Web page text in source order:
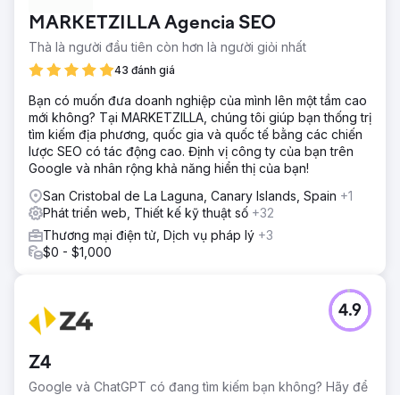
MARKETZILLA Agencia SEO
Thà là người đầu tiên còn hơn là người giỏi nhất
43 đánh giá
Bạn có muốn đưa doanh nghiệp của mình lên một tầm cao
mới không? Tại MARKETZILLA, chúng tôi giúp bạn thống trị
tìm kiếm địa phương, quốc gia và quốc tế bằng các chiến
lược SEO có tác động cao. Định vị công ty của bạn trên
Google và nhân rộng khả năng hiển thị của bạn!
San Cristobal de La Laguna, Canary Islands, Spain +1
Phát triển web, Thiết kế kỹ thuật số +32
Thương mại điện tử, Dịch vụ pháp lý +3
$0 - $1,000
Z4
Google và ChatGPT có đang tìm kiếm bạn không? Hãy để
4.9